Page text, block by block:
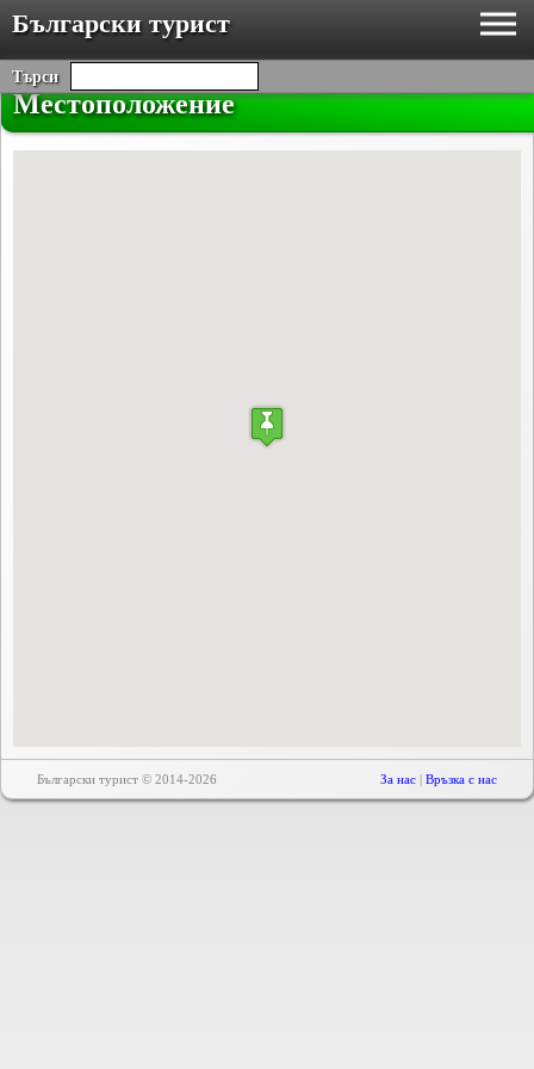
Български турист
Търси
Местоположение
Български турист © 2014-2026 За нас | Връзка с нас